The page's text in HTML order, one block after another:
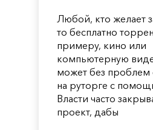
Любой, кто желает
то бесплатно
примеру, кино или
компьютерную
может без проблем
на руторге с
Власти часто
проект, дабы